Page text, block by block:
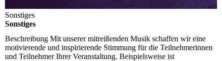
Sonstiges
Sonstiges
Beschreibung Mit unserer mitreißenden Musik schaffen wir eine
motivierende und inspirierende Stimmung für die Teilnehmerinnen
und Teilnehmer Ihrer Veranstaltung. Beispielsweise ist